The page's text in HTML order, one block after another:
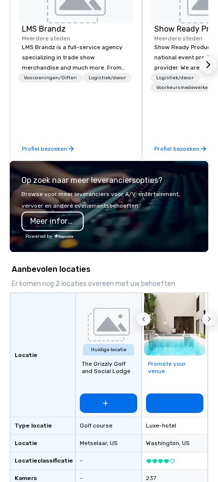
LMS Brandz
Meerdere steden
LMS Brandz is a full-service agency
specializing in trade show
merchandise and much more. From
booth giveaways and branded apparel
years of industry experience and
commitment to exceptional customer
service set us apart. We deliver
smart, reliable solutions designed to
make the end-user experience
seamless from start to finish. We are
also a certified WOSB.
Voorzieningen/Giften Logistiek/decor
Profiel bezoeken
Show Ready
Meerdere steden
Show Ready
national event
provider. We are your
production partner
finish. Our team is
Logistiek/decor
Voorkeursmedewerkers
Profiel bezoeken
Op zoek naar meer leveranciersopties?
Browse voor meer leveranciers voor A/V, entertainment,
vervoer en andere evenementsbehoeften.
Meer informatie
Powered by
Aanbevolen locaties
Er komen nog 2 locaties overeen met uw behoeften
Locatie
Type locatie
Locatie
Locatieclassificatie
Kamers
Huidige locatie
The Grizzly Golf
and Social Lodge
Golf course
Metselaar, US
-
-
Promote your
venue
Luxe-hotel
Washington, US
237